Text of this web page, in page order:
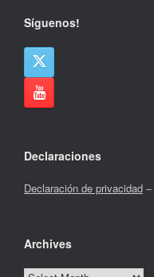
Síguenos!
Declaraciones
Declaración de privacidad –
Archives